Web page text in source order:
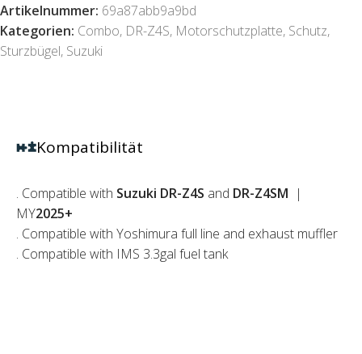
Artikelnummer: 69a87abb9a9bd
Kategorien: Combo, DR-Z4S, Motorschutzplatte, Schutz,
Sturzbügel, Suzuki
Kompatibilität
. Compatible with Suzuki DR-Z4S and DR-Z4SM |
MY2025+
. Compatible with Yoshimura full line and exhaust muffler
. Compatible with IMS 3.3gal fuel tank